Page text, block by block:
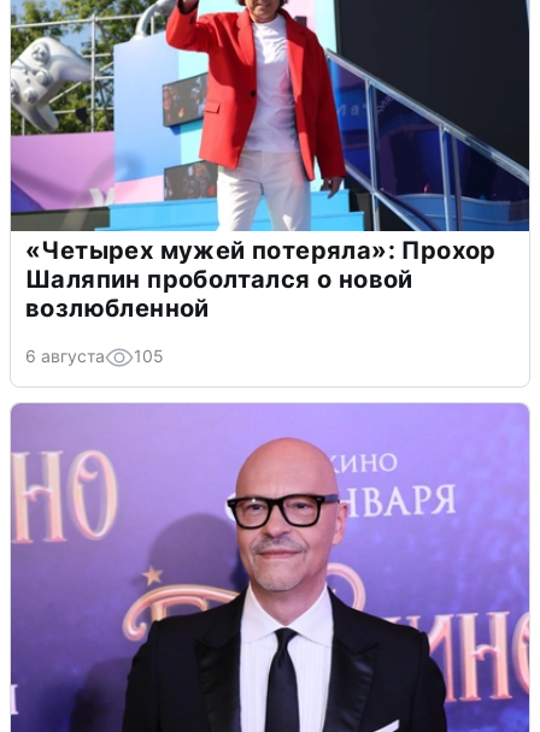
«Четырех мужей потеряла»: Прохор
Шаляпин проболтался о новой
возлюбленной
6 августа 105